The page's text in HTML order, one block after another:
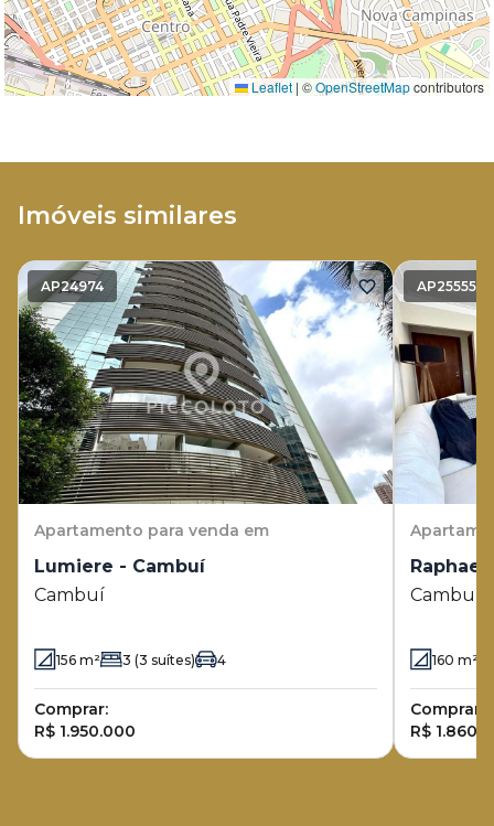
Leaflet | ©OpenStreetMapcontributors
Imóveis similares
AP24974
Apartamento para venda em
Lumiere - Cambuí
Cambuí
156 m² 3 (3 suítes) 4
Comprar:
R$ 1.950.000
AP25555
Cambuí
160 m²
Comprar:
R$